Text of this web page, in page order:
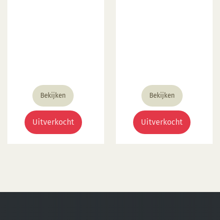
Bekijken
Uitverkocht
Bekijken
Uitverkocht